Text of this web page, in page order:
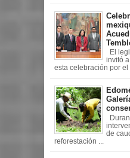
El
invitó
esta celebración por el
de
reforestación ...